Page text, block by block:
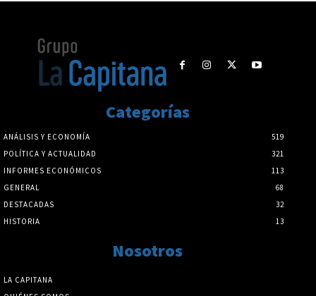
Categorías
ANÁLISIS Y ECONOMÍA
519
POLÍTICA Y ACTUALIDAD
321
INFORMES ECONÓMICOS
113
GENERAL
68
DESTACADAS
32
HISTORIA
13
Nosotros
LA CAPITANA